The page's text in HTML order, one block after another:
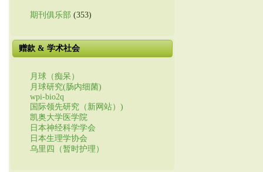
期刊俱乐部 (353)
赠款 & 学术社会
月球（痴呆）
月球研究(肠内细菌)
wpi-bio2q
国际领先研究（新网站）)
凯奥大学医学院
日本神经科学学会
日本生理学协会
乌里四（暂时护理）